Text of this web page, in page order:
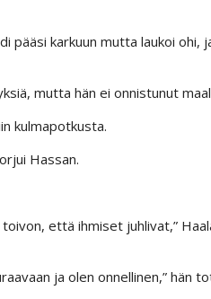
pääsi karkuun mutta laukoi ohi,
mutta hän ei onnistunut
kulmapotkusta.
Hassan.
että ihmiset juhlivat,”
ja olen onnellinen,” hän